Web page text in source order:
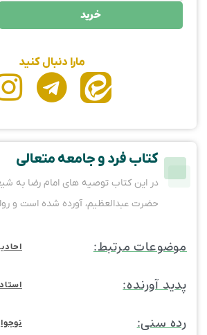
خرید
مارا دنبال کنید
کتاب فرد و جامعه‌ متعالی
در این کتاب توصیه های امام رضا به
حضرت عبدالعظیم، آورده شده است و
موضوعات مرتبط:
پدید آورنده:
رده سنی: